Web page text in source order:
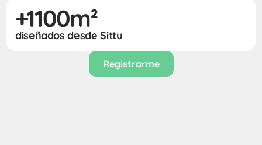
+1100m²
diseñados desde Sittu
Registrarme